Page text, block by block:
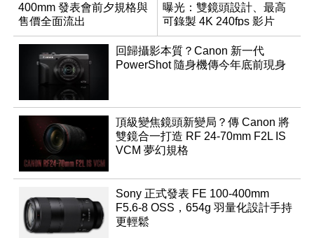
400mm 發表會前夕規格與
售價全面流出
曝光：雙鏡頭設計、最高
可錄製 4K 240fps 影片
回歸攝影本質？Canon 新一代
PowerShot 隨身機傳今年底前現身
頂級變焦鏡頭新變局？傳 Canon 將
雙鏡合一打造 RF 24-70mm F2L IS
VCM 夢幻規格
Sony 正式發表 FE 100-400mm
F5.6-8 OSS，654g 羽量化設計手持
更輕鬆